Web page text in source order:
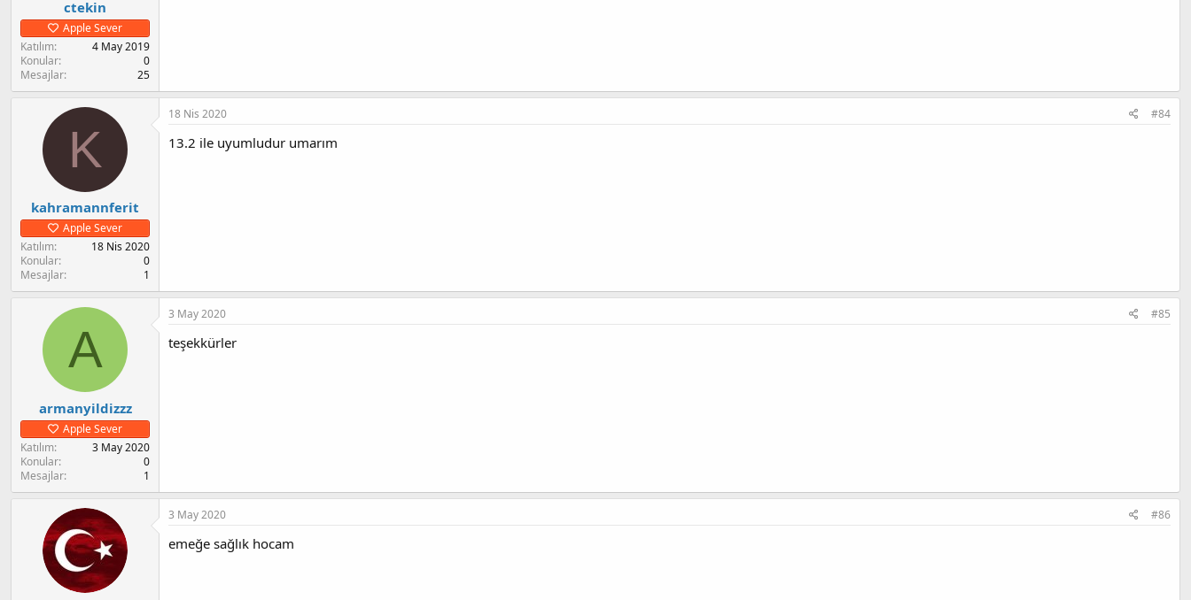
ctekin
Apple Sever
Katılım
4 May 2019
Konular
0
Mesajlar
25
K
kahramannferit
Apple Sever
Katılım
18 Nis 2020
Konular
0
Mesajlar
1
18 Nis 2020 #84
13.2 ile uyumludur umarım
A
armanyildizzz
Apple Sever
Katılım
3 May 2020
Konular
0
Mesajlar
1
3 May 2020 #85
teşekkürler
3 May 2020 #86
emeğe sağlık hocam